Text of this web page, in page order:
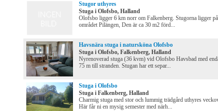
Stugor uthyres
Stuga i Olofsbo, Halland
Olofsbo ligger 6 km norr om Falkenberg. Stugorna ligger på
området Pilängen, Den är ca 30 m2 förd...
Havsnära stuga i natursköna Olofsbo
Stuga i Olofsbo, Falkenberg, Halland
Nyrenoverad stuga (36 kvm) vid Olofsbo Havsbad med
75 m till stranden. Stugan har ett separ...
Stuga i Olofsbo
Stuga i Falkenberg, Halland
Charmig stuga med stor och lummig trädgård uthyres
Här får ni en mysig semester med närh...